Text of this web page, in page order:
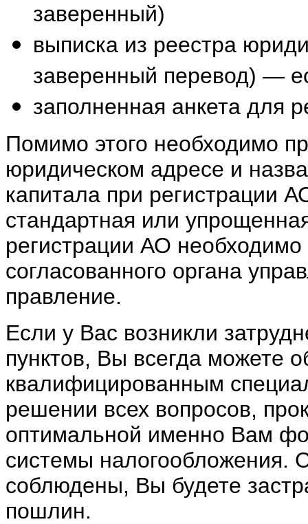
заверенный)
выписка из реестра
заверенный перевод) —
заполненная анкета для
Помимо этого необходимо
юридическом адресе и
капитала при регистрации
стандартная или
регистрации АО
согласованного органа
правление.
Если у Вас возникли
пунктов, Вы всегда можете
квалифицированным
решении всех вопросов,
оптимальной именно Вам
системы налогообложения.
соблюдены, Вы будете
пошлин.